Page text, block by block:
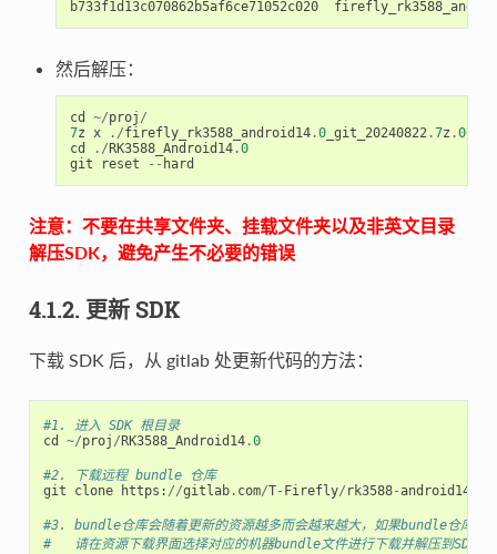
然后解压：
cd ~/proj /
7z x ./firefly_rk3588_android14.0_git_20240822.7z .001
cd
./ RK3588_Android14.0
git
reset -- hard
注意：不要在共享文件夹、挂载文件夹以及非英文目录
解压SDK，避免产生不必要的错误
4.1.2. 更新 SDK
下载 SDK 后，从 gitlab 处更新代码的方法：
#1. 进入 SDK 根目录
cd
~/proj / RK3588_Android14.0
#2. 下载远程 bundle 仓库
git
clone https : //gitlab. com/T- Firefly/ rk3588-android14
#3. bundle仓库会随着更新的资源越多而会越来越大，如果bundle仓库下
#   请在资源下载界面选择对应的机器bundle文件进行下载并解压到SDK根